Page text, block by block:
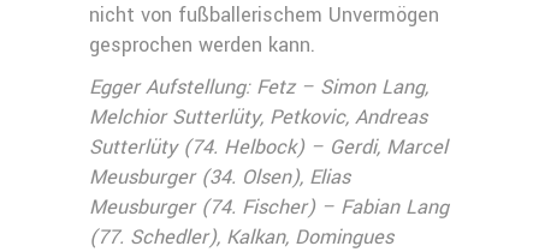
nicht von fußballerischem Unvermögen
gesprochen werden kann.
Egger Aufstellung: Fetz – Simon Lang,
Melchior Sutterlüty, Petkovic, Andreas
Sutterlüty (74. Helbock) – Gerdi, Marcel
Meusburger (34. Olsen), Elias
Meusburger (74. Fischer) – Fabian Lang
(77. Schedler), Kalkan, Domingues